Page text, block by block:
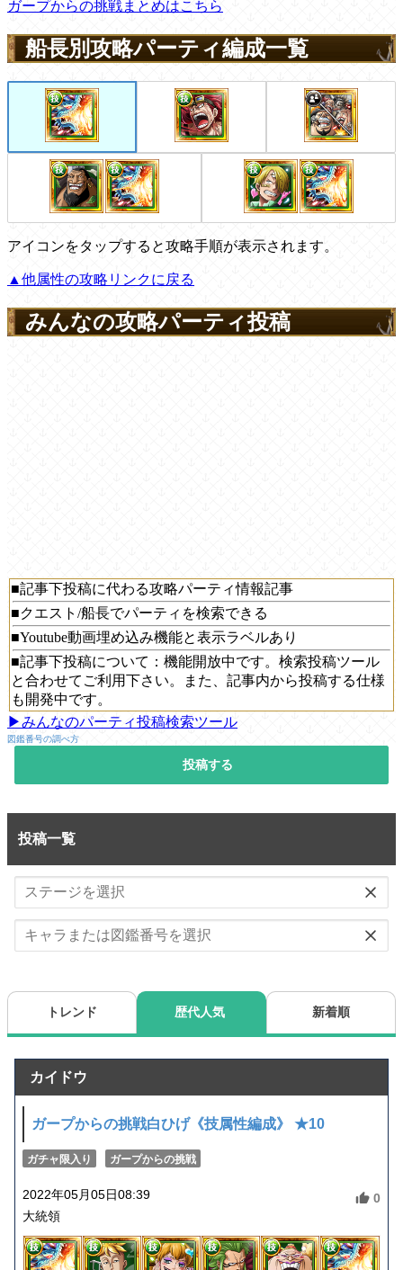
ガープからの挑戦まとめはこちら
船長別攻略パーティ編成一覧
アイコンをタップすると攻略手順が表示されます。
▲他属性の攻略リンクに戻る
みんなの攻略パーティ投稿
■記事下投稿に代わる攻略パーティ情報記事
■クエスト/船長でパーティを検索できる
■Youtube動画埋め込み機能と表示ラベルあり
■記事下投稿について：機能開放中です。検索投稿ツール
と合わせてご利用下さい。また、記事内から投稿する仕様
も開発中です。
▶みんなのパーティ投稿検索ツール